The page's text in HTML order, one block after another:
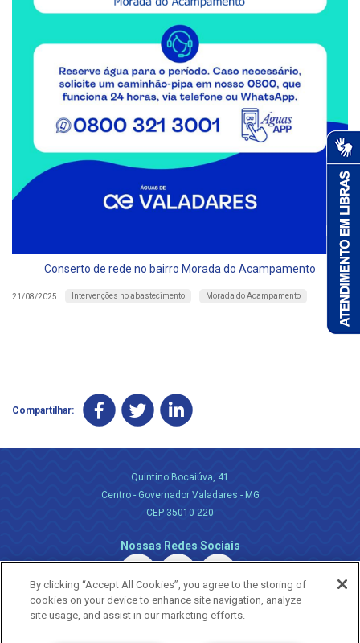
Conserto de rede no bairro Morada do Acampamento
21/08/2025 Intervenções no abastecimento Morada do Acampamento
Compartilhar:
Quintino Bocaiúva, 41
Centro - Governador Valadares - MG
CEP 35010-220
Nossas Redes Sociais
By clicking “Accept All Cookies”, you agree to the storing of
cookies on your device to enhance site navigation, analyze
site usage, and assist in our marketing efforts.